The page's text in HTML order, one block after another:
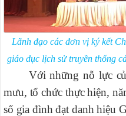
Lãnh đạo các đơn vị ký kết
giáo dục lịch sử truyền thống
Với những nỗ lực của
mưu, tổ chức thực hiện,
số gia đình đạt danh hiệu